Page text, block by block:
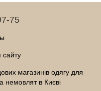
75
сайту
магазинів одягу для
немовлят в Києві